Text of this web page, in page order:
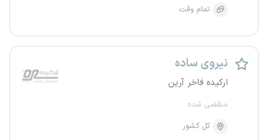
تمام وقت
نیروی ساده
ارکیده فاخر آرین
منقضی شده
کل کشور